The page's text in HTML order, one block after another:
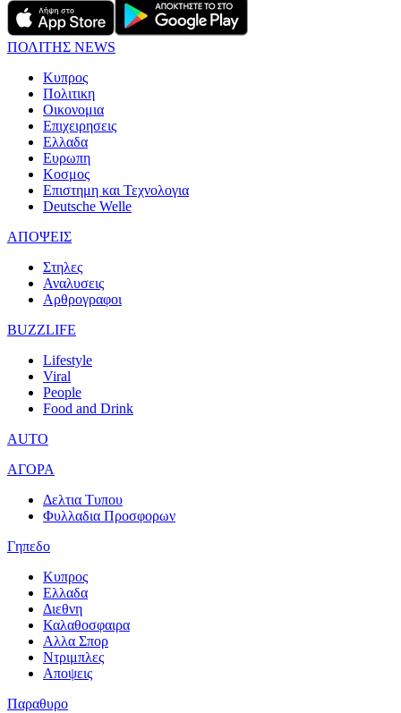
ΠΟΛΙΤΗΣ NEWS
Κυπρος
Πολιτικη
Οικονομια
Επιχειρησεις
Ελλαδα
Ευρωπη
Κοσμος
Επιστημη και Τεχνολογια
Deutsche Welle
ΑΠΟΨΕΙΣ
Στηλες
Αναλυσεις
Αρθρογραφοι
BUZZLIFE
Lifestyle
Viral
People
Food and Drink
AUTO
ΑΓΟΡΑ
Δελτια Τυπου
Φυλλαδια Προσφορων
Γηπεδο
Κυπρος
Ελλαδα
Διεθνη
Καλαθοσφαιρα
Αλλα Σπορ
Ντριμπλες
Αποψεις
Παραθυρο